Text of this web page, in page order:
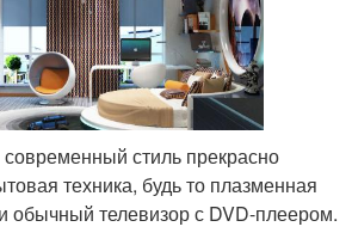
стиль прекрасно
техника, будь то плазменная
обычный телевизор с DVD-плеером.